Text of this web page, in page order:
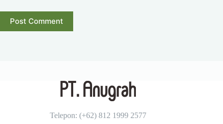
Post Comment
Telepon: (+62) 812 1999 2577